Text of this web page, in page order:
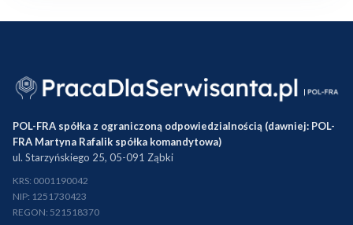
POL-FRA spółka z ograniczoną odpowiedzialnością (dawniej: POL-
FRA Martyna Rafalik spółka komandytowa)
ul. Starzyńskiego 25, 05-091 Ząbki
KRS: 0001190042
NIP: 1251730423
REGON: 521518370